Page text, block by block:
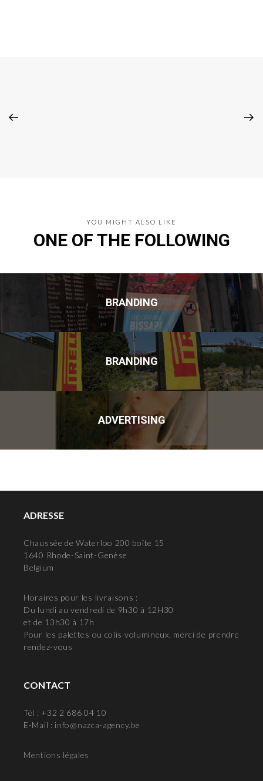
YOU MIGHT ALSO LIKE
ONE OF THE FOLLOWING
BRANDING
BRANDING
ADVERTISING
ADRESSE
Chaussée de Waterloo 200 boîte 15
1640 Rhode-Saint-Genèse
Belgium
Horaires pour les livraisons :
Du lundi au vendredi de 9h30 à 12H30
et de 13h30 à 17h
Pour les palettes ou colis volumineux, merci de prendre
rendez-vous
CONTACT
Tél : +32 2 686 04 10
E-Mail : info@nazca-agency.be
Mentions légales